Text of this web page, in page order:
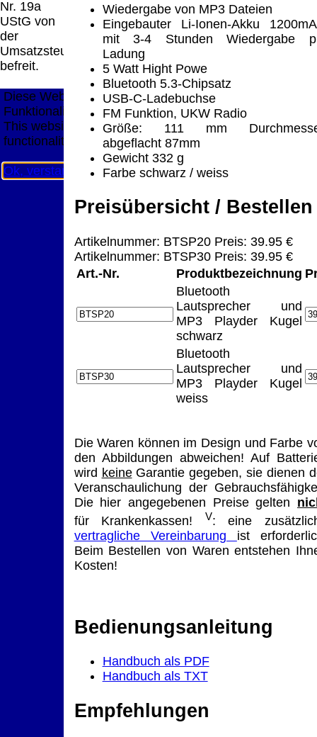
Nr. 19a
UStG von
der
Umsatzsteuer
befreit.
Wiedergabe von MP3 Dateien
Eingebauter Li-Ionen-Akku
mit 3-4 Stunden Wiedergabe
Ladung
5 Watt Hight Powe
Bluetooth 5.3-Chipsatz
USB-C-Ladebuchse
FM Funktion, UKW Radio
Größe: 111 mm
abgeflacht 87mm
Gewicht 332 g
Farbe schwarz / weiss
Preisübersicht / Bestellen
Artikelnummer: BTSP20 Preis: 39.95 €
Artikelnummer: BTSP30 Preis: 39.95 €
Art.-Nr.
Produktbezeichnung
Bluetooth
Lautsprecher und
MP3 Playder Kugel
schwarz
Bluetooth
Lautsprecher und
MP3 Playder Kugel
weiss
Die Waren können im Design und Farbe
den Abbildungen abweichen! Auf
wird keineGarantie gegeben, sie dienen
Veranschaulichung der
Die hier angegebenen Preise gelten
für Krankenkassen!
V: eine
vertragliche Vereinbarung ist
Beim Bestellen von Waren entstehen
Kosten!
Bedienungsanleitung
Handbuch als PDF
Handbuch als TXT
Empfehlungen
Seitenanfang
Impressum AGB
Widerruf
Datenschutz
Urheberrechte Kontakt
Links
Katalog (PDF)
Sitemap
große Anzeige Schließen X
Diese Website nutzt Cookies, um bestmögliche
Funktionalität bieten zu können.
This website uses cookies to provide the best possible
functionality.
Ok, verstanden Mehr Infos